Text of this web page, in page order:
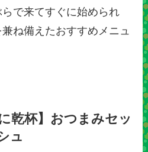
で来てすぐに始められ
ね備えたおすすめメニュ
乾杯】おつまみセッ
ュ